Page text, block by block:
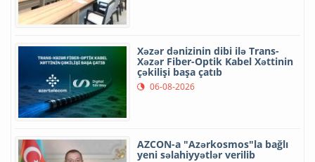
Xəzər dənizinin dibi ilə Trans-
Xəzər Fiber-Optik Kabel Xəttinin
çəkilişi başa çatıb
06-08-2026
AZCON-a "Azərkosmos"la bağlı
yeni səlahiyyətlər verilib